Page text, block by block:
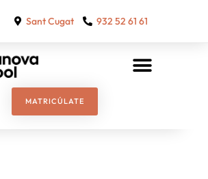
Sant Cugat 932 52 61 61
MATRICÚLATE